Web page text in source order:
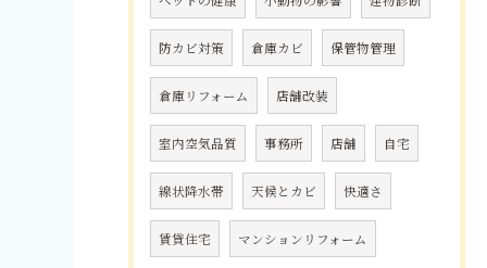
防カビ対策 倉庫カビ 保管物管理
倉庫リフォーム 店舗改装
室内空気品質 事務所 店舗 自宅
線状降水帯 天候とカビ 快適さ
賃貸住宅 マンションリフォーム